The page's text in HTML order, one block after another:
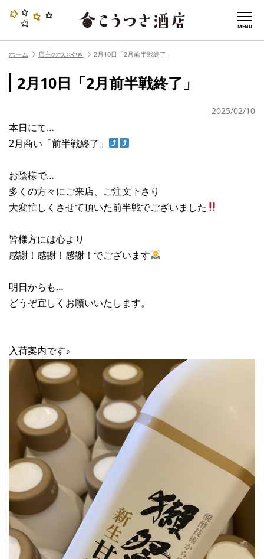
MENU
ホーム 店主のつぶやき 2月10日「2月前半戦終了」
2月10日「2月前半戦終了」
2025/02/10
本日にて…
2月商い「前半戦終了」
お陰様で…
多くの方々にご来店、ご注文下さり
大変忙しくさせて頂いた前半戦でございました
皆様方には心より
感謝！感謝！感謝！でございます
明日からも…
どうぞ宜しくお願いいたします。
入荷案内です♪